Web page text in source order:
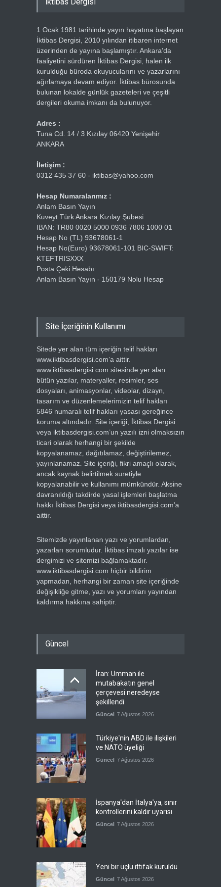
İktibas Dergisi
1 Ocak 1981 tarihinde yayın hayatına başlayan
İktibas Dergisi, 2010 yılından itibaren internet
üzerinden de yayına başlamıştır. Ankara’da
faaliyetini sürdüren İktibas Dergisi, halen ilk
kurulduğu büroda okuyucularını ve yazarlarını
ağırlamaya devam ediyor. İktibas bürosunda
bulunan lokalde günlük gazeteleri ve çeşitli
dergileri okuma imkanı da bulunuyor.
Adres :
Tuna Cd. 14 / 3 Kızılay 06420 Yenişehir
ANKARA
İletişim :
0312 435 37 60 - iktibas@yahoo.com
Hesap Numaralarımız :
Anlam Basın Yayın
Kuveyt Türk Ankara Kızılay Şubesi
IBAN: TR80 0020 5000 0936 7806 1000 01
Hesap No (TL) 93678061-1
Hesap No(Euro) 93678061-101 BIC-SWIFT:
KTEFTRISXXX
Posta Çeki Hesabı:
Anlam Basın Yayın - 150179 Nolu Hesap
Site İçeriğinin Kullanımı
Sitede yer alan tüm içeriğin telif hakları
www.iktibasdergisi.com’a aittir.
www.iktibasdergisi.com sitesinde yer alan
bütün yazılar, materyaller, resimler, ses
dosyaları, animasyonlar, videolar, dizayn,
tasarım ve düzenlemelerimizin telif hakları
5846 numaralı telif hakları yasası gereğince
koruma altındadır. Site içeriği, İktibas Dergisi
veya iktibasdergisi.com’un yazılı izni olmaksızın
ticari olarak herhangi bir şekilde
kopyalanamaz, dağıtılamaz, değiştirilemez,
yayınlanamaz. Site içeriği, fikri amaçlı olarak,
ancak kaynak belirtilmek suretiyle
kopyalanabilir ve kullanımı mümkündür. Aksine
davranıldığı takdirde yasal işlemleri başlatma
hakkı İktibas Dergisi veya iktibasdergisi.com’a
aittir.
Sitemizde yayınlanan yazı ve yorumlardan,
yazarları sorumludur. İktibas imzalı yazılar ise
dergimizi ve sitemizi bağlamaktadır.
www.iktibasdergisi.com hiçbir bildirim
yapmadan, herhangi bir zaman site içeriğinde
değişikliğe gitme, yazı ve yorumları yayından
kaldırma hakkına sahiptir.
Güncel
İran: Umman ile
mutabakatın genel
çerçevesi neredeyse
şekillendi
Güncel 7 Ağustos 2026
Türkiye'nin ABD ile ilişkileri
ve NATO üyeliği
Güncel 7 Ağustos 2026
İspanya'dan İtalya'ya, sınır
kontrollerini kaldır uyarısı
Güncel 7 Ağustos 2026
Yeni bir üçlü ittifak kuruldu
Güncel 7 Ağustos 2026